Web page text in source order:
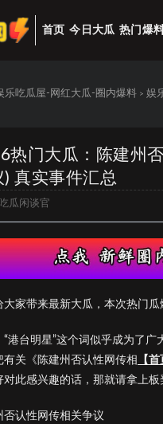
首页 今日大瓜 热门爆
乐吃瓜屋-网红大瓜-圈内爆料 > 娱
热门大瓜：陈建州
) 真实事件汇总
吃瓜闲谈官
大家带来最新大瓜，本次热门瓜
“港台明星”这个词似乎成为了
有关《陈建州否认性网传相
【首
对此感兴趣的话，那就请拿上
否认性网传相关争议